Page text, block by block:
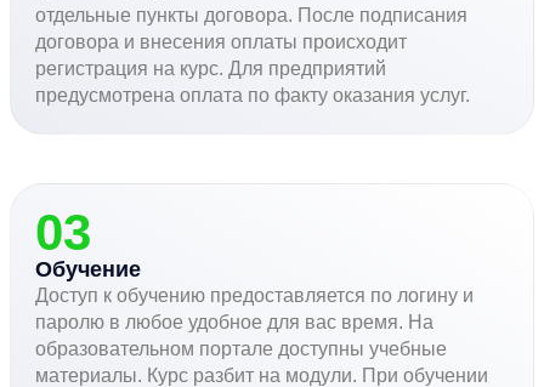
отдельные пункты договора. После подписания
договора и внесения оплаты происходит
регистрация на курс. Для предприятий
предусмотрена оплата по факту оказания услуг.
03
Обучение
Доступ к обучению предоставляется по логину и
паролю в любое удобное для вас время. На
образовательном портале доступны учебные
материалы. Курс разбит на модули. При обучении